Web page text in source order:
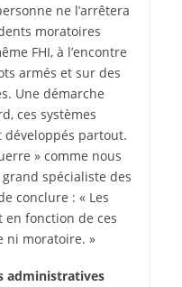
ne l’arrêtera
moratoires
FHI, à l’encontre
armés et sur des
Une démarche
ces systèmes
développés partout.
» comme nous
spécialiste des
conclure : « Les
fonction de ces
ni moratoire. »
administratives